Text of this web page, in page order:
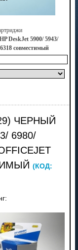
DeskJet 5900/ 5943/
совместимый
ЧЕРНЫЙ
6980/
(КОД: